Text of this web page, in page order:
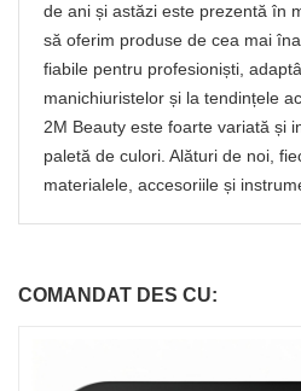
de ani și astăzi este prezentă în
să oferim produse de cea mai
fiabile pentru profesioniști,
manichiuristelor și la tendințele
2M Beauty este foarte variată și
paletă de culori. Alături de noi,
materialele, accesoriile și
COMANDAT DES CU: